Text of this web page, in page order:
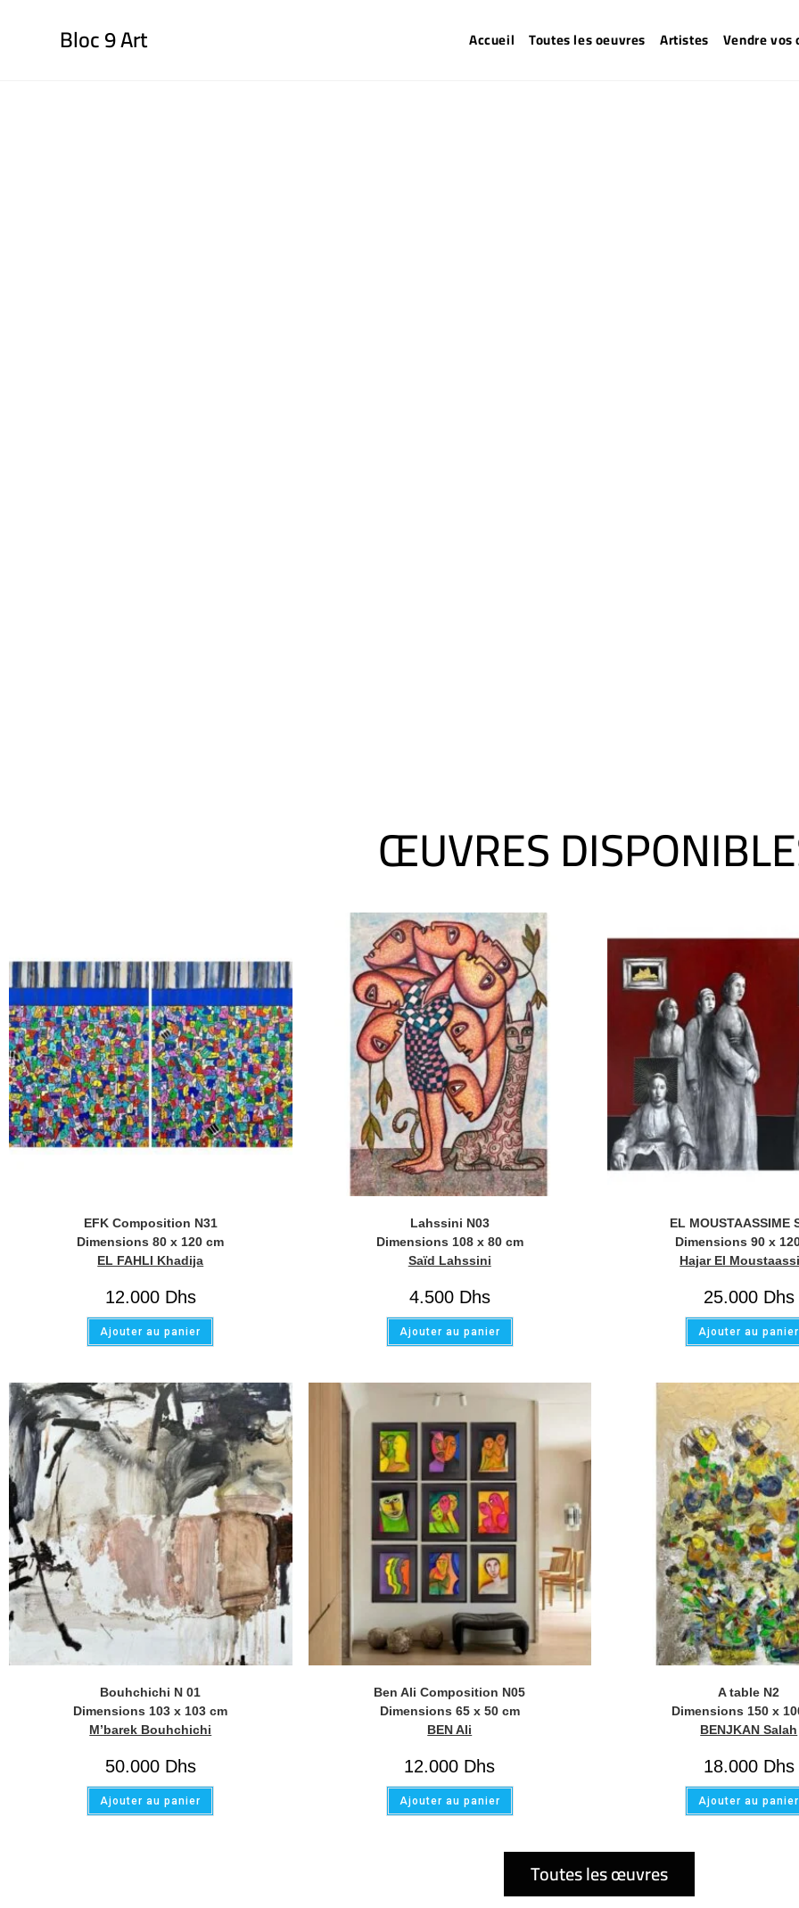
Bloc 9 Art Accueil Toutes les oeuvres Artistes Vendre
ŒUVRES
EFK Composition N31
Dimensions 80 x 120 cm
EL FAHLI Khadija
12.000Dhs
Ajouter au panier
Lahssini N03
Dimensions 108 x 80 cm
Saïd Lahssini
4.500Dhs
Ajouter au panier
EL MOUSTAASSIME
Dimensions 90 x
Hajar El
25.000Dhs
Ajouter au panier
Bouhchichi N 01
Dimensions 103 x 103 cm
M’barek Bouhchichi
50.000Dhs
Ajouter au panier
Ben Ali Composition N05
Dimensions 65 x 50 cm
BEN Ali
12.000 Dhs
Ajouter au panier
A table N2
Dimensions 150 x
BENJKAN Salah
18.000Dhs
Ajouter au panier
Toutes les œuvres